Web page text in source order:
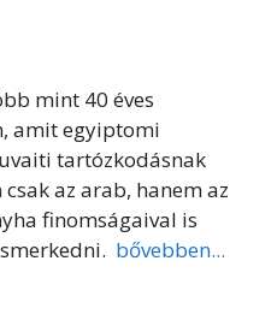
mint 40 éves
amit egyiptomi
tartózkodásnak
az arab, hanem az
finomságaival is
bővebben...